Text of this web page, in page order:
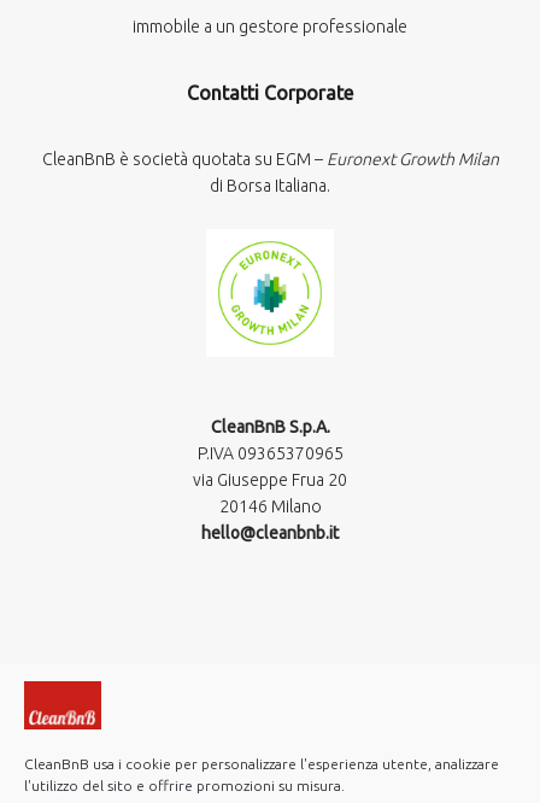
CleanBnB usa i cookie per personalizzare l'esperienza utente, analizzare
l'utilizzo del sito e offrire promozioni su misura.
immobile a un gestore professionale
Contatti Corporate
CleanBnB è società quotata su EGM – Euronext Growth Milan
di Borsa Italiana.
CleanBnB S.p.A.
P.IVA 09365370965​
via Giuseppe Frua 20
20146 Milano
hello@cleanbnb.it